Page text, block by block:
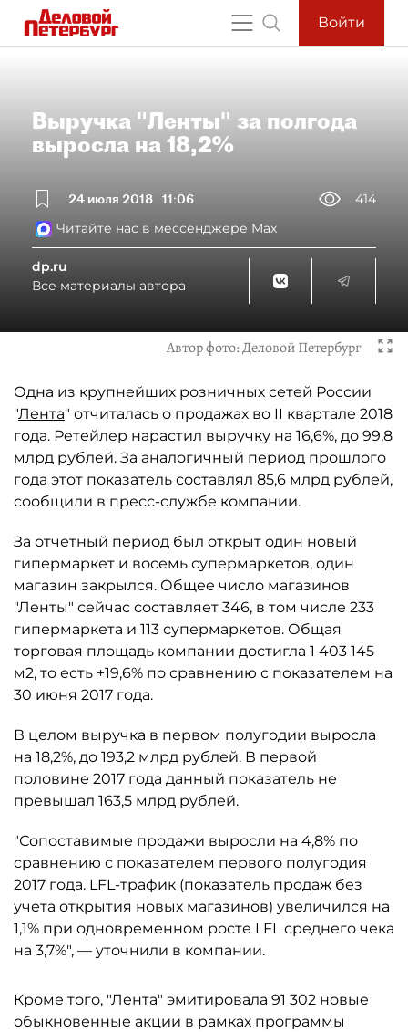
Войти
Выручка "Ленты" за полгода
выросла на 18,2%
24 июля 2018 11:06
414
Читайте нас в мессенджере Max
dp.ru
Все материалы автора
Автор фото:Деловой Петербург
Одна из крупнейших розничных сетей России
"Лента" отчиталась о продажах во II квартале 2018
года. Ретейлер нарастил выручку на 16,6%, до 99,8
млрд рублей. За аналогичный период прошлого
года этот показатель составлял 85,6 млрд рублей,
сообщили в пресс-службе компании.
За отчетный период был открыт один новый
гипермаркет и восемь супермаркетов, один
магазин закрылся. Общее число магазинов
"Ленты" сейчас составляет 346, в том числе 233
гипермаркета и 113 супермаркетов. Общая
торговая площадь компании достигла 1 403 145
м2, то есть +19,6% по сравнению с показателем на
30 июня 2017 года.
В целом выручка в первом полугодии выросла
на 18,2%, до 193,2 млрд рублей. В первой
половине 2017 года данный показатель не
превышал 163,5 млрд рублей.
"Сопоставимые продажи выросли на 4,8% по
сравнению с показателем первого полугодия
2017 года. LFL-трафик (показатель продаж без
учета открытия новых магазинов) увеличился на
1,1% при одновременном росте LFL среднего чека
на 3,7%", — уточнили в компании.
Кроме того, "Лента" эмитировала 91 302 новые
обыкновенные акции в рамках программы